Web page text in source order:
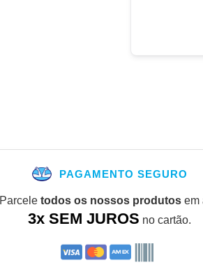
PAGAMENTO SEGURO
Parcele todos os nossos produtosem
3x SEM JUROS no cartão.